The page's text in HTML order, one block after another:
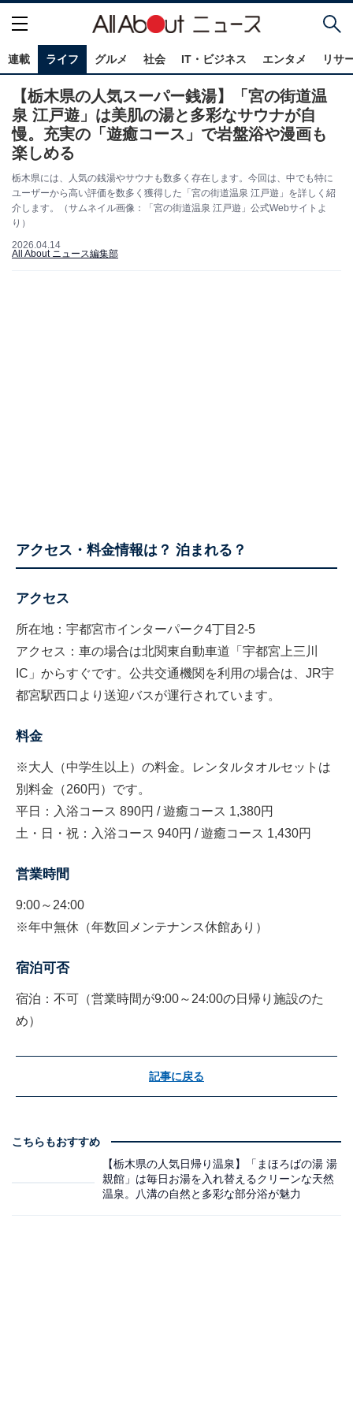
連載 ライフ グルメ 社会 IT・ビジネス エンタメ リサ
【栃木県の人気スーパー銭湯】「宮の街道温
泉 江戸遊」は美肌の湯と多彩なサウナが自
慢。充実の「遊癒コース」で岩盤浴や漫画も
楽しめる
栃木県には、人気の銭湯やサウナも数多く存在します。今回は、中でも特に
ユーザーから高い評価を数多く獲得した「宮の街道温泉 江戸遊」を詳しく紹
介します。（サムネイル画像：「宮の街道温泉 江戸遊」公式Webサイトよ
り）
2026.04.14
All About ニュース編集部
アクセス・料金情報は？ 泊まれる？
アクセス
所在地：宇都宮市インターパーク4丁目2-5
アクセス：車の場合は北関東自動車道「宇都宮上三川
IC」からすぐです。公共交通機関を利用の場合は、JR宇
都宮駅西口より送迎バスが運行されています。
料金
※大人（中学生以上）の料金。レンタルタオルセットは
別料金（260円）です。
平日：入浴コース 890円 / 遊癒コース 1,380円
土・日・祝：入浴コース 940円 / 遊癒コース 1,430円
営業時間
9:00～24:00
※年中無休（年数回メンテナンス休館あり）
宿泊可否
宿泊：不可（営業時間が9:00～24:00の日帰り施設のた
め）
記事に戻る
こちらもおすすめ
【栃木県の人気日帰り温泉】「まほろばの湯 湯
親館」は毎日お湯を入れ替えるクリーンな天然
温泉。八溝の自然と多彩な部分浴が魅力